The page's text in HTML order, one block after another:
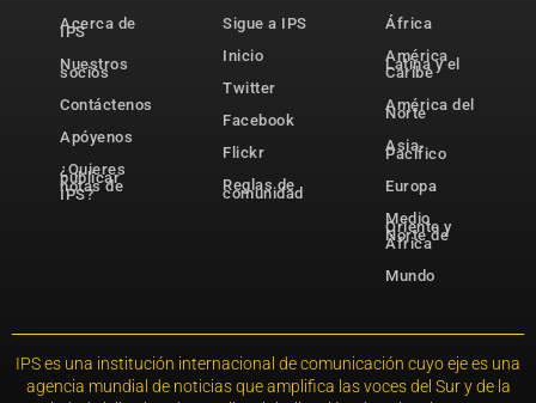
Acerca de
IPS
Nuestros
socios
Contáctenos
Apóyenos
¿Quieres
publicar
notas de
IPS?
Sigue a IPS
Inicio
Twitter
Facebook
Flickr
Reglas de
comunidad
África
América
Latina y el
Caribe
América del
Norte
Asia-
Pacífico
Europa
Medio
Oriente y
Norte de
África
Mundo
IPS es una institución internacional de comunicación cuyo eje es una
agencia mundial de noticias que amplifica las voces del Sur y de la